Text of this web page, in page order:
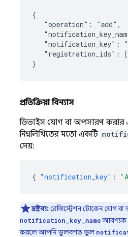
{
   "operation": "add",
"notification_key":
"registration_ids":
প্রতিক্রিয়া বিন্যাস
ডিভাইস যোগ বা অপসারণ
নিম্নলিখিতের মতো একটি
দেয়:
{ "notification_key" :
দ্রষ্টব্য:রেজিস্ট্রেশন টোকেন যোগ
notification_key_nameআবশ্যক
করলে আপনি ভুলবশত ভুল